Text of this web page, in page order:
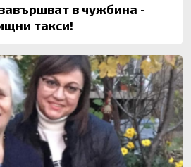
в чужбина -
такси!